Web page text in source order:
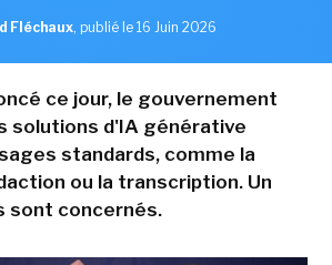
Fléchaux, publié le 16 Juin 2026
ce jour, le gouvernement
solutions d'IA générative
standards, comme la
ou la transcription. Un
sont concernés.